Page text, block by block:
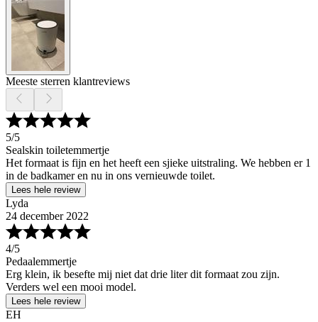
Meeste sterren klantreviews
5/5
Sealskin toiletemmertje
Het formaat is fijn en het heeft een sjieke uitstraling. We hebben er 1
in de badkamer en nu in ons vernieuwde toilet.
Lees hele review
Lyda
24 december 2022
4/5
Pedaalemmertje
Erg klein, ik besefte mij niet dat drie liter dit formaat zou zijn.
Verders wel een mooi model.
Lees hele review
EH